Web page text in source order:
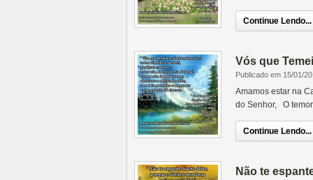
Continue Lendo...
Vós que
Publicado em 15/01/
Amamos estar na
do Senhor, O
Continue Lendo...
Não te